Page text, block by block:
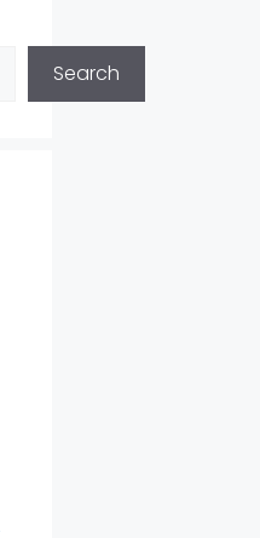
Search